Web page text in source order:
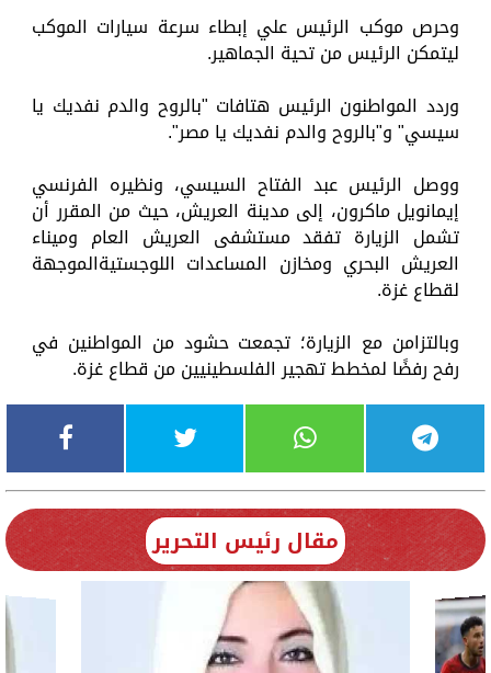
وحرص موكب الرئيس علي إبطاء سرعة سيارات الموكب
ليتمكن الرئيس من تحية الجماهير.
وردد المواطنون الرئيس هتافات "بالروح والدم نفديك يا
سيسي" و"بالروح والدم نفديك يا مصر".
ووصل الرئيس عبد الفتاح السيسي، ونظيره الفرنسي
إيمانويل ماكرون، إلى مدينة العريش، حيث من المقرر أن
تشمل الزيارة تفقد مستشفى العريش العام وميناء
العريش البحري ومخازن المساعدات اللوجستيةالموجهة
لقطاع غزة.
وبالتزامن مع الزيارة؛ تجمعت حشود من المواطنين في
رفح رفضًا لمخطط تهجير الفلسطينيين من قطاع غزة.
مقال رئيس التحرير